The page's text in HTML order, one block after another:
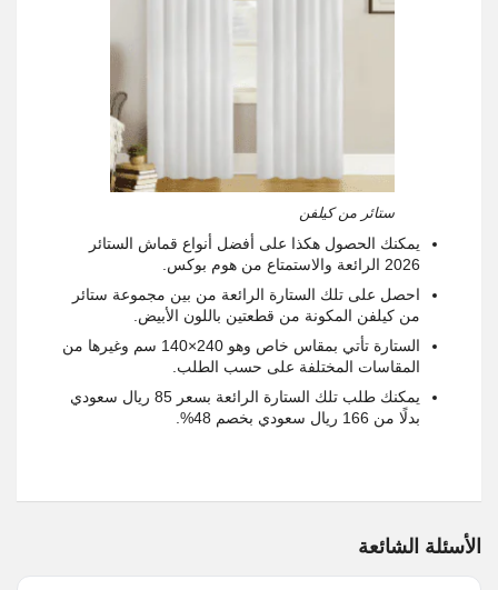
ستائر من كيلفن
يمكنك الحصول هكذا على أفضل أنواع قماش الستائر
2026 الرائعة والاستمتاع من هوم بوكس.
احصل على تلك الستارة الرائعة من بين مجموعة ستائر
من كيلفن المكونة من قطعتين باللون الأبيض.
الستارة تأتي بمقاس خاص وهو 240×140 سم وغيرها من
المقاسات المختلفة على حسب الطلب.
يمكنك طلب تلك الستارة الرائعة بسعر 85 ريال سعودي
بدلًا من 166 ريال سعودي بخصم 48%.
الأسئلة الشائعة